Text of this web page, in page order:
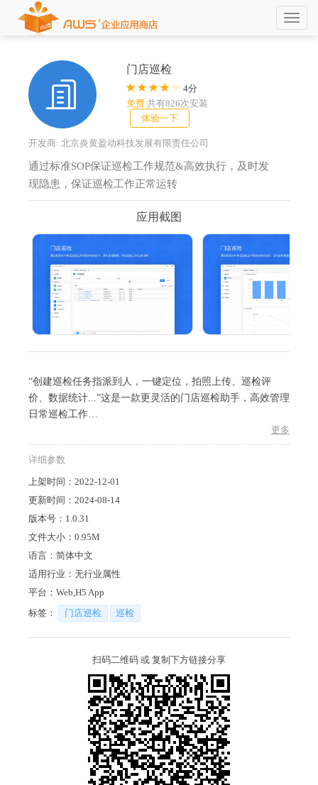
切

门店巡检
4分
免费 共有826次安装
体验一下
开发商: 北京炎黄盈动科技发展有限责任公司
通过标准SOP保证巡检工作规范&高效执行，及时发
现隐患，保证巡检工作正常运转
应用截图
“创建巡检任务指派到人，一键定位，拍照上传、巡检评
价、数据统计...”这是一款更灵活的门店巡检助手，高效管理
日常巡检工作
1、巡检更规范：督导制定门店点/巡检标准和流程，统一标
准，提升检查有效性，线上/线下把控每个环节·设置巡检项
标准，有助于标准培训，保证店铺运营人员均可规范学习，
提升店铺运营质量
2、巡检更便捷：创建-提交-审核，三步完成巡检工作；督导
·督导可设置审核状态，保证不落下每个关键点
3、整改有方向：发现问题，及时调整，才是整改的真正意
义，实时跟踪整改/复检进度，要让问题有迹可循，有方可
改，有地可落
4、报表分析：管理员可通过报表分析一览各门店巡检状
节流程均指派到人，再也不遗漏巡检任务
6、一键定位、拍照水印：提交巡检任务可拍照上传，支持
一键定位，保证巡检工作标准到位
更多
详细参数
上架时间： 2022-12-01
更新时间： 2024-08-14
版本号： 1.0.31
文件大小： 0.95M
语言： 简体中文
适用行业： 无行业属性
平台： Web,H5 App
标签：
门店巡检 巡检
扫码二维码 或 复制下方链接分享